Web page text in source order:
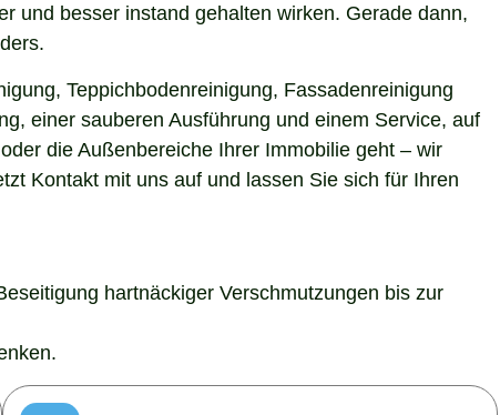
und besser instand gehalten wirken. Gerade dann,
Teppichbodenreinigung, Fassadenreinigung
einer sauberen Ausführung und einem Service, auf
die Außenbereiche Ihrer Immobilie geht – wir
Kontakt mit uns auf und lassen Sie sich für Ihren
hartnäckiger Verschmutzungen bis zur